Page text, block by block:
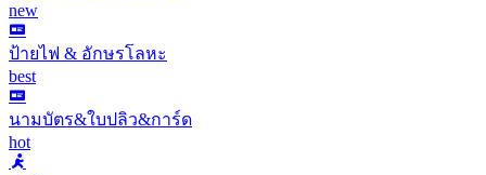
new
ป้ายไฟ & อักษรโลหะ
best
นามบัตร&ใบปลิว&การ์ด
hot